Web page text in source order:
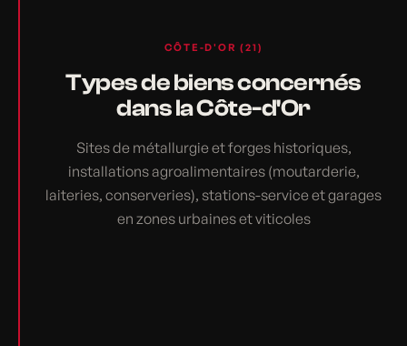
CÔTE-D'OR (21)
Types de biens concernés
dans la Côte-d'Or
Sites de métallurgie et forges historiques,
installations agroalimentaires (moutarderie,
laiteries, conserveries), stations-service et garages
en zones urbaines et viticoles